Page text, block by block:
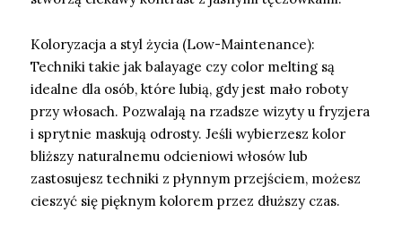
Koloryzacja a styl życia (Low-Maintenance):
Techniki takie jak balayage czy color melting są
idealne dla osób, które lubią, gdy jest mało roboty
przy włosach. Pozwalają na rzadsze wizyty u fryzjera
i sprytnie maskują odrosty. Jeśli wybierzesz kolor
bliższy naturalnemu odcieniowi włosów lub
zastosujesz techniki z płynnym przejściem, możesz
cieszyć się pięknym kolorem przez dłuższy czas.